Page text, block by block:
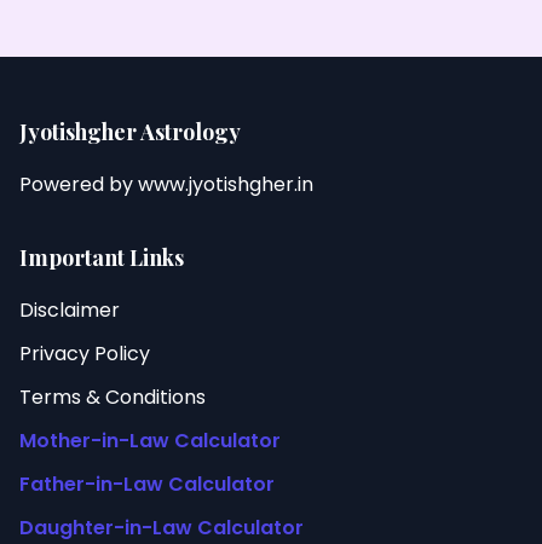
Jyotishgher Astrology
Powered bywww.jyotishgher.in
Important Links
Disclaimer
Privacy Policy
Terms & Conditions
Mother-in-Law Calculator
Father-in-Law Calculator
Daughter-in-Law Calculator